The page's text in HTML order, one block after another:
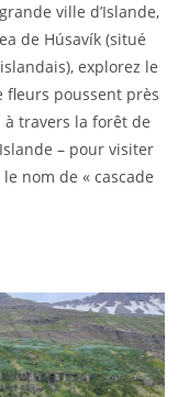
ville d’Islande,
de Húsavík (situé
explorez le
fleurs poussent près
travers la forêt de
– pour visiter
nom de « cascade